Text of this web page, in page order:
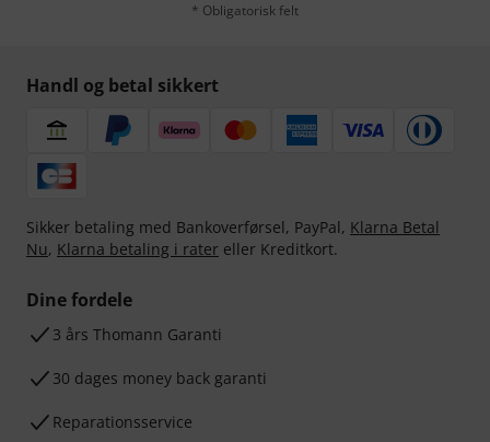
* Obligatorisk felt
Handl og betal sikkert
Sikker betaling med Bankoverførsel, PayPal, Klarna Betal
Nu, Klarna betaling i rater eller Kreditkort.
Dine fordele
3 års Thomann Garanti
30 dages money back garanti
Reparationsservice